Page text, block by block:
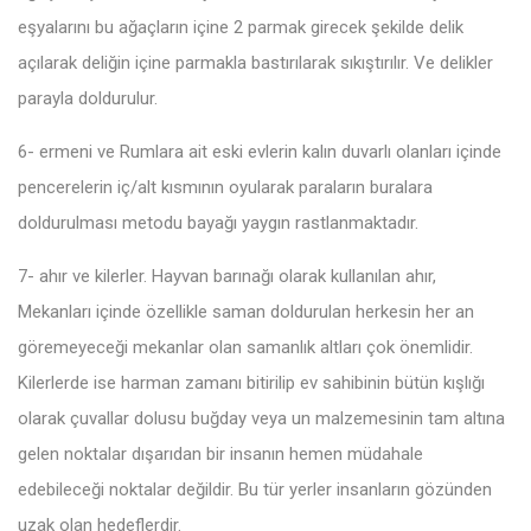
eşyalarını bu ağaçların içine 2 parmak girecek şekilde delik
açılarak deliğin içine parmakla bastırılarak sıkıştırılır. Ve delikler
parayla doldurulur.
6- ermeni ve Rumlara ait eski evlerin kalın duvarlı olanları içinde
pencerelerin iç/alt kısmının oyularak paraların buralara
doldurulması metodu bayağı yaygın rastlanmaktadır.
7- ahır ve kilerler. Hayvan barınağı olarak kullanılan ahır,
Mekanları içinde özellikle saman doldurulan herkesin her an
göremeyeceği mekanlar olan samanlık altları çok önemlidir.
Kilerlerde ise harman zamanı bitirilip ev sahibinin bütün kışlığı
olarak çuvallar dolusu buğday veya un malzemesinin tam altına
gelen noktalar dışarıdan bir insanın hemen müdahale
edebileceği noktalar değildir. Bu tür yerler insanların gözünden
uzak olan hedeflerdir.